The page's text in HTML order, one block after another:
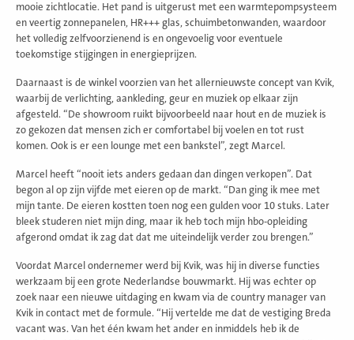
mooie zichtlocatie. Het pand is uitgerust met een warmtepompsysteem
en veertig zonnepanelen, HR+++ glas, schuimbetonwanden, waardoor
het volledig zelfvoorzienend is en ongevoelig voor eventuele
toekomstige stijgingen in energieprijzen.
Daarnaast is de winkel voorzien van het allernieuwste concept van Kvik,
waarbij de verlichting, aankleding, geur en muziek op elkaar zijn
afgesteld. “De showroom ruikt bijvoorbeeld naar hout en de muziek is
zo gekozen dat mensen zich er comfortabel bij voelen en tot rust
komen. Ook is er een lounge met een bankstel”, zegt Marcel.
Marcel heeft “nooit iets anders gedaan dan dingen verkopen”. Dat
begon al op zijn vijfde met eieren op de markt. “Dan ging ik mee met
mijn tante. De eieren kostten toen nog een gulden voor 10 stuks. Later
bleek studeren niet mijn ding, maar ik heb toch mijn hbo-opleiding
afgerond omdat ik zag dat dat me uiteindelijk verder zou brengen.”
Voordat Marcel ondernemer werd bij Kvik, was hij in diverse functies
werkzaam bij een grote Nederlandse bouwmarkt. Hij was echter op
zoek naar een nieuwe uitdaging en kwam via de country manager van
Kvik in contact met de formule. “Hij vertelde me dat de vestiging Breda
vacant was. Van het één kwam het ander en inmiddels heb ik de